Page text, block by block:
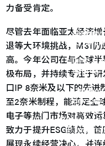
UFS/
UFS
UFS
UniPro
device)
UniPro
device)
UniPro
IP
IP
USB
力备受肯定。
尽管去年面临亚太经济
退等大环境挑战，M31
高。今年公司在与全球
极布局，并持续专注于
口IP 8奈米及以下的先
至2奈米制程，能满足全
电子等热门市场对高效
致力于提升ESG绩效，首
展现永续经营决心，并